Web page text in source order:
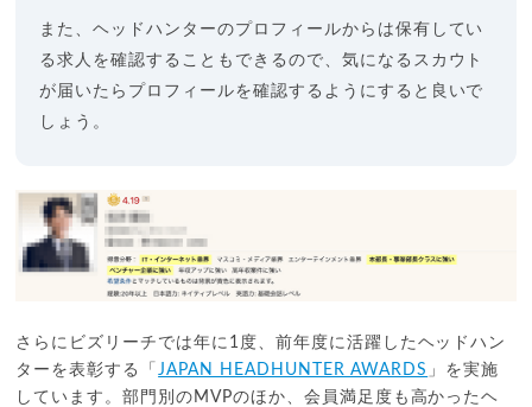
また、ヘッドハンターのプロフィールからは保有してい
る求人を確認することもできるので、気になるスカウト
が届いたらプロフィールを確認するようにすると良いで
しょう。
さらにビズリーチでは年に1度、前年度に活躍したヘッドハン
ターを表彰する「 JAPAN HEADHUNTER AWARDS 」を実施
しています。部門別のMVPのほか、会員満足度も高かったヘ